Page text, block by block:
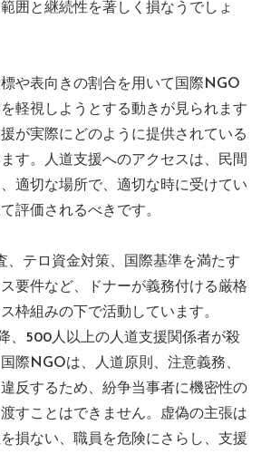
囲と継続性を著しく損なうでしょ
や表向きの割合を用いて国際NGO
軽視しようとする動きが見られます
が実際にどのように提供されている
す。人道支援へのアクセスは、民間
適切な場所で、適切な時に受けてい
評価されるべきです。
、テロ資金対策、国際基準を満たす
要件など、ドナーが義務付ける厳格
枠組みの下で活動しています。
、500人以上の人道支援関係者が殺
際NGOは、人道原則、注意義務、
反するため、紛争当事者に機密性の
すことはできません。虚偽の主張は
損ない、職員を危険にさらし、支援